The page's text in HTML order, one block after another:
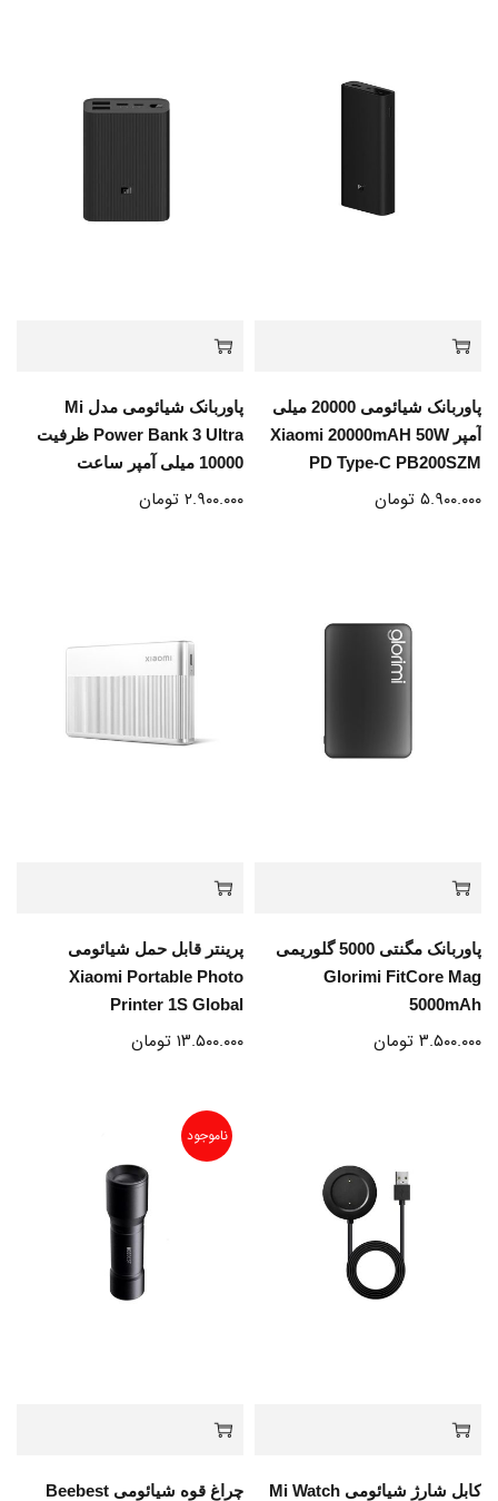
پاوربانک شیائومی 20000 میلی
آمپر Xiaomi 20000mAH 50W
PD Type-C PB200SZM
۵.۹۰۰.۰۰۰ تومان
پاوربانک شیائومی مدل Mi
Power Bank 3 Ultra ظرفیت
10000 میلی آمپر ساعت
۲.۹۰۰.۰۰۰ تومان
پاوربانک مگنتی 5000 گلوریمی
Glorimi FitCore Mag
5000mAh
۳.۵۰۰.۰۰۰ تومان
پرینتر قابل حمل شیائومی
Xiaomi Portable Photo
Printer 1S Global
۱۳.۵۰۰.۰۰۰ تومان
کابل شارژ شیائومی Mi Watch
ناموجود
چراغ قوه شیائومی Beebest